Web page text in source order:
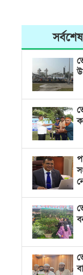
সর্বশেষ